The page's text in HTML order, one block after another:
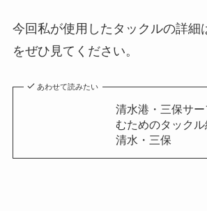
今回私が使用したタックルの詳細
をぜひ見てください。
あわせて読みたい
清水港・三保サ
むためのタックル
清水・三保